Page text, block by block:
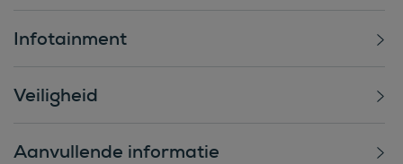
Infotainment
Veiligheid
Aanvullende informatie